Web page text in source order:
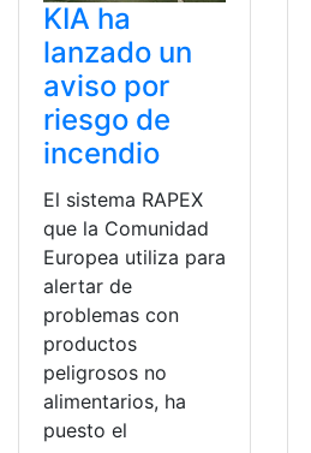
KIA ha
lanzado un
aviso por
riesgo de
incendio
El sistema RAPEX
que la Comunidad
Europea utiliza para
alertar de
problemas con
productos
peligrosos no
alimentarios, ha
puesto el